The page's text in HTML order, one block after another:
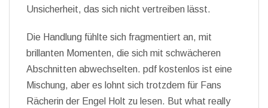
Unsicherheit, das sich nicht vertreiben lässt.
Die Handlung fühlte sich fragmentiert an, mit
brillanten Momenten, die sich mit schwächeren
Abschnitten abwechselten. pdf kostenlos ist eine
Mischung, aber es lohnt sich trotzdem für Fans
Rächerin der Engel Holt zu lesen. But what really